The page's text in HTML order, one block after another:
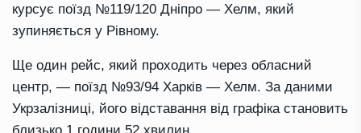
курсує поїзд №119/120 Дніпро — Хелм, який
зупиняється у Рівному.
Ще один рейс, який проходить через обласний
центр, — поїзд №93/94 Харків — Хелм. За даними
Укрзалізниці, його відставання від графіка становить
близько 1 години 52 хвилин.